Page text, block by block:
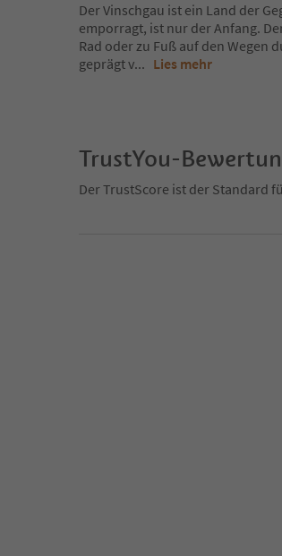
Der Vinschgau ist ein Land der
emporragt, ist nur der Anfang.
Rad oder zu Fuß auf den Wegen
geprägt v... Lies mehr
TrustYou-
Der TrustScore ist der Standard